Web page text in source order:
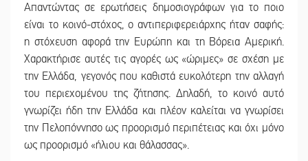
Απαντώντας σε ερωτήσεις δημοσιογράφων για το ποιο
είναι το κοινό-στόχος, ο αντιπεριφερειάρχης ήταν σαφής:
η στόχευση αφορά την Ευρώπη και τη Βόρεια Αμερική.
Χαρακτήρισε αυτές τις αγορές ως «ώριμες» σε σχέση με
την Ελλάδα, γεγονός που καθιστά ευκολότερη την αλλαγή
του περιεχομένου της ζήτησης. Δηλαδή, το κοινό αυτό
γνωρίζει ήδη την Ελλάδα και πλέον καλείται να γνωρίσει
την Πελοπόννησο ως προορισμό περιπέτειας και όχι μόνο
ως προορισμό «ήλιου και θάλασσας».